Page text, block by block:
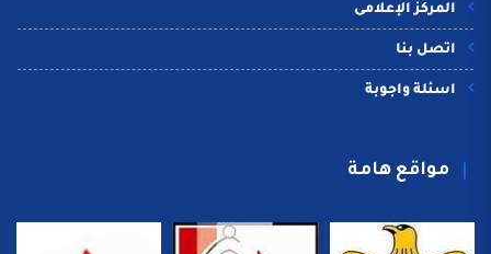
المركز الإعلامى
اتصل بنا
اسئلة واجوبة
مواقع هامة